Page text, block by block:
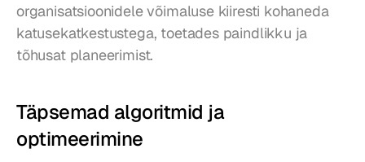
organisatsioonidele võimaluse kiiresti kohaneda
katusekatkestustega, toetades paindlikku ja
tõhusat planeerimist.
Täpsemad algoritmid ja
optimeerimine